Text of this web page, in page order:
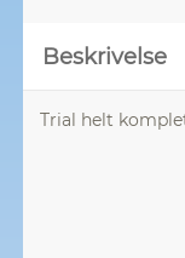
Beskrivelse
Trial helt